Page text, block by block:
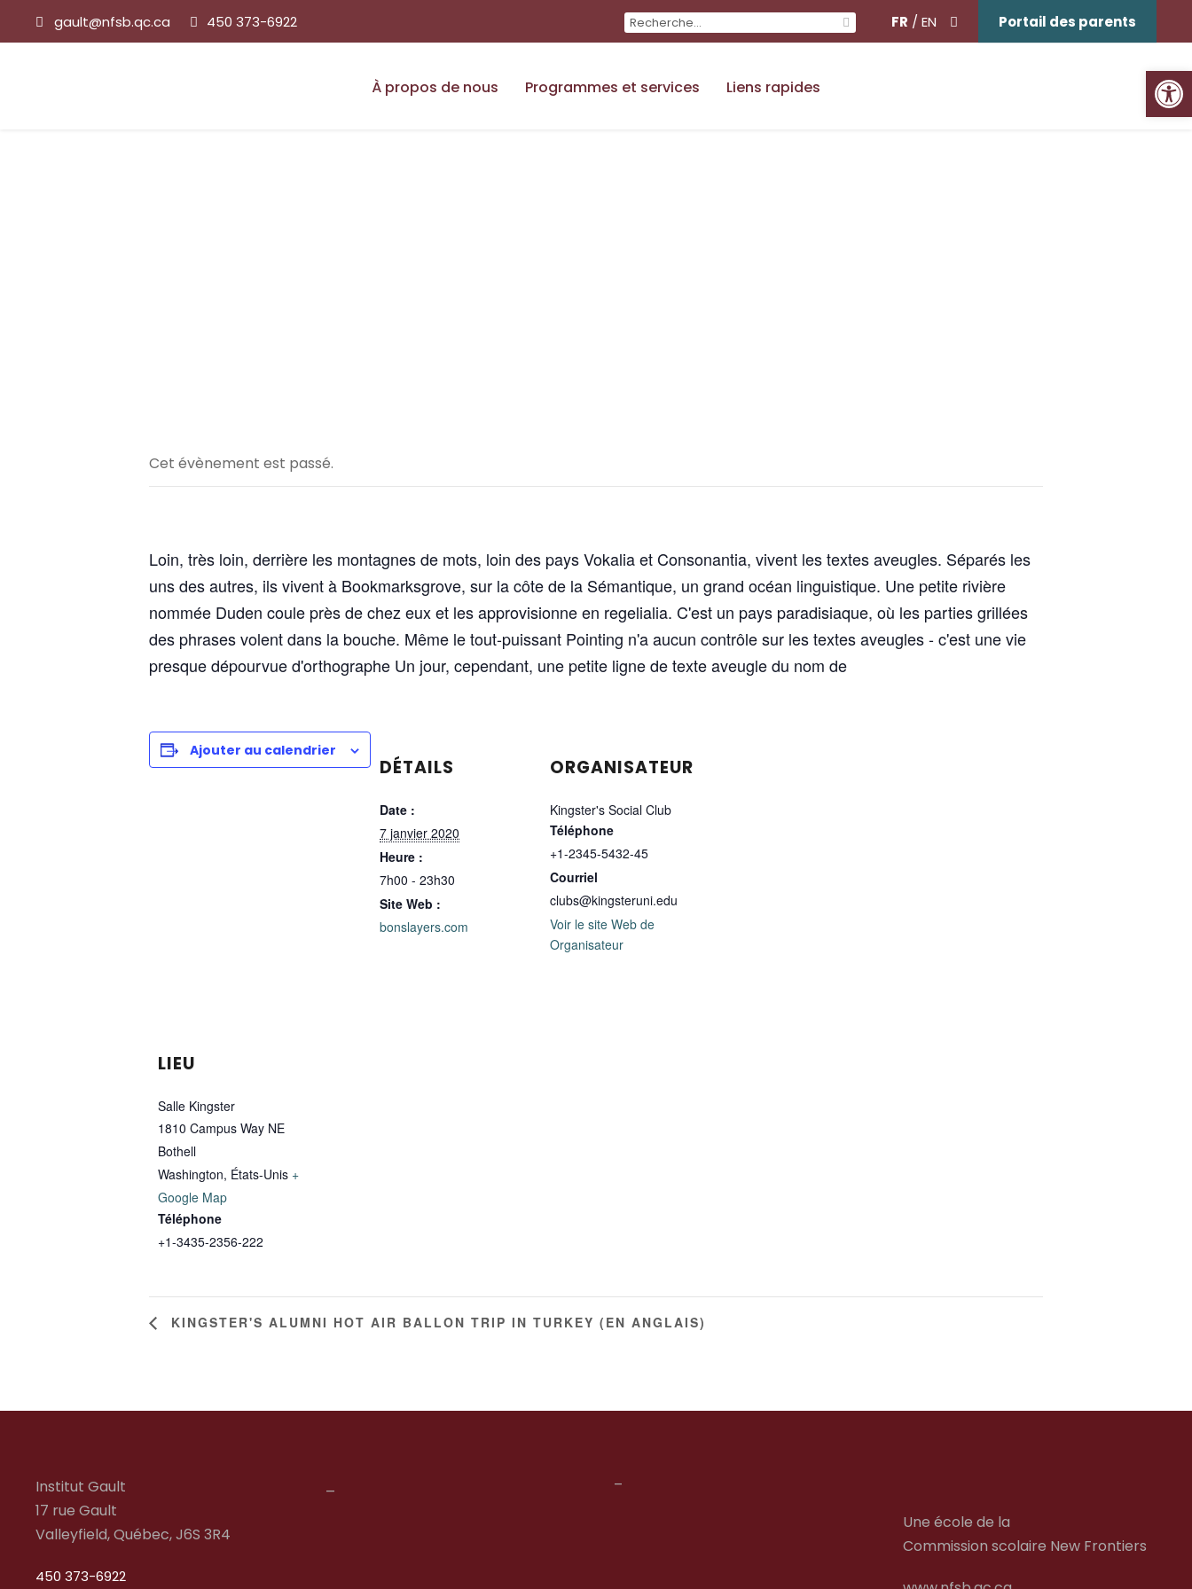
gault@nfsb.qc.ca 450 373-6922 FR / EN Portail des parents
À propos de nous Programmes et services Liens rapides
Cet évènement est passé.
Loin, très loin, derrière les montagnes de mots, loin des pays Vokalia et Consonantia, vivent les textes aveugles. Séparés les
uns des autres, ils vivent à Bookmarksgrove, sur la côte de la Sémantique, un grand océan linguistique. Une petite rivière
nommée Duden coule près de chez eux et les approvisionne en regelialia. C'est un pays paradisiaque, où les parties grillées
des phrases volent dans la bouche. Même le tout-puissant Pointing n'a aucun contrôle sur les textes aveugles - c'est une vie
presque dépourvue d'orthographe Un jour, cependant, une petite ligne de texte aveugle du nom de
Ajouter au calendrier
DÉTAILS
Date :
7 janvier 2020
Heure :
7h00 - 23h30
Site Web :
bonslayers.com
ORGANISATEUR
Kingster's Social Club
Téléphone
+1-2345-5432-45
Courriel
clubs@kingsteruni.edu
Voir le site Web de
Organisateur
LIEU
Salle Kingster
1810 Campus Way NE
Bothell
Washington, États-Unis +
Google Map
Téléphone
+1-3435-2356-222
KINGSTER'S ALUMNI HOT AIR BALLON TRIP IN TURKEY (EN ANGLAIS)
Institut Gault
17 rue Gault
Valleyfield, Québec, J6S 3R4
450 373-6922
–
Une école de la
Commission scolaire New Frontiers
Ouvrir la barre d'outils